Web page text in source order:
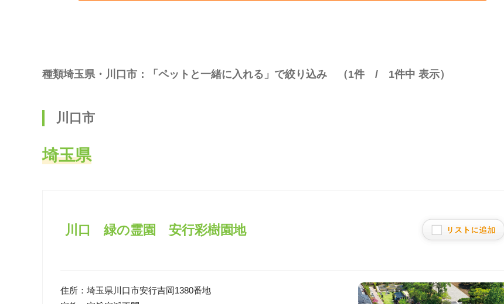
種類埼玉県・川口市：「ペットと一緒に入れる」で絞り込み （1件 / 1件中 表示）
川口市
埼玉県
川口 緑の霊園 安行彩樹園地
住所： 埼玉県川口市安行吉岡1380番地